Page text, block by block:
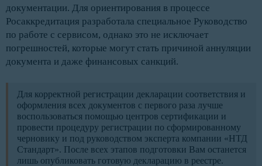
документации. Для ориентирования в процессе
Росаккредитация разработала специальное Руководство
по работе с сервисом, однако это не исключает
погрешностей, которые могут стать причиной аннуляции
документа и даже финансовых санкций.
Для корректной регистрации декларации соответствия и
оформления всех документов с первого раза лучше
воспользоваться помощью центров сертификации и
провести процедуру регистрации по сформированному
черновику и под руководством эксперта компании «НТД
Стандарт». После всех этапов подготовки Вам останется
лишь опубликовать готовую декларацию в реестре.